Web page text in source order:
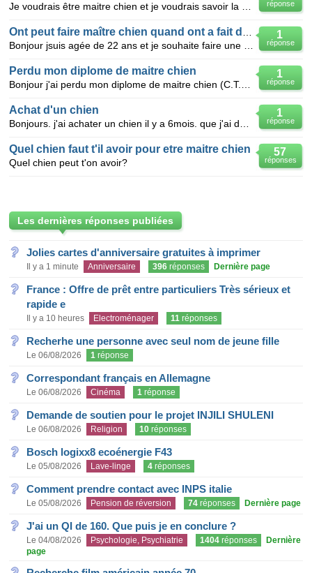
réponse
1
réponse
1
réponse
Perdu mon diplome de maitre chien
1
réponse
Achat d'un chien
57
réponses
Quel chien faut t'il avoir pour etre maitre chien
Quel chien peut t'on avoir?
Les dernières réponses publiées
Jolies cartes d'anniversaire gratuites à imprimer
Il y a 1 minute Anniversaire 396 réponses Dernière page
France : Offre de prêt entre particuliers Très sérieux et
rapide e
Il y a 10 heures Electroménager 11 réponses
Recherhe une personne avec seul nom de jeune fille
Le 06/08/2026 1 réponse
Correspondant français en Allemagne
Le 06/08/2026 Cinéma 1 réponse
Demande de soutien pour le projet INJILI SHULENI
Le 06/08/2026 Religion 10 réponses
Bosch logixx8 ecoénergie F43
Le 05/08/2026 Lave-linge 4 réponses
Comment prendre contact avec INPS italie
Le 05/08/2026 Pension de réversion 74 réponses Dernière page
J'ai un QI de 160. Que puis je en conclure ?
Le 04/08/2026 Psychologie, Psychiatrie 1404 réponses
Dernière
page